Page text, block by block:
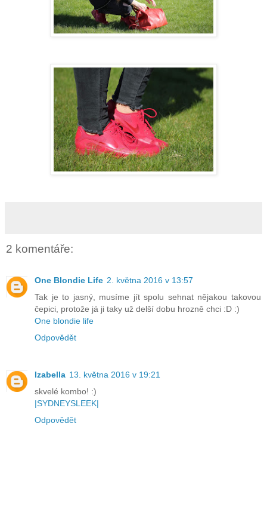
2 komentáře:
One Blondie Life 2. května 2016 v 13:57
Tak je to jasný, musíme jít spolu sehnat nějakou takovou
čepici, protože já ji taky už delší dobu hrozně chci :D :)
One blondie life
Odpovědět
Izabella 13. května 2016 v 19:21
skvelé kombo! :)
|SYDNEYSLEEK|
Odpovědět